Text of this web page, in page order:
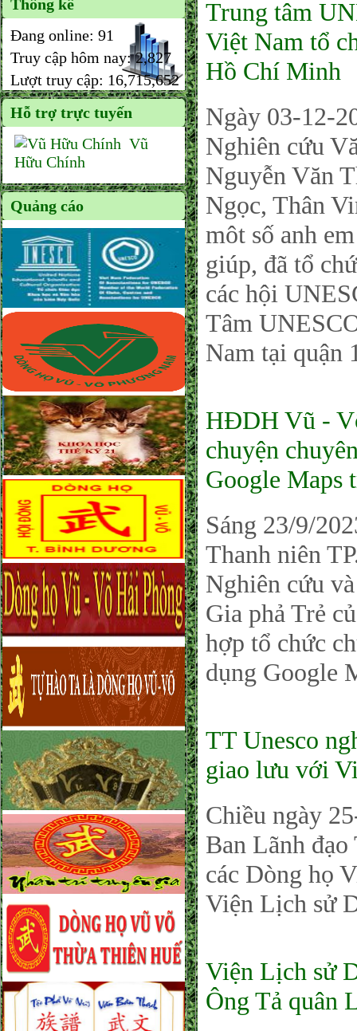
Thống kê
Đang online: 91
Truy cập hôm nay:2,827
Lượt truy cập: 16,715,652
Hỗ trợ trực tuyến
Vũ
Hữu Chính
Quảng cáo
Trung tâm
Việt Nam tổ
Hồ Chí Minh
Ngày 03-12-
Nghiên cứu
Nguyễn Văn
Ngọc, Thân
môt số anh
giúp, đã tổ
các hội
Tâm
Nam tại quận
HĐDH Vũ -
chuyện
Google Maps
Sáng 23/9/
Thanh niên
Nghiên cứu
Gia phả Trẻ
hợp tổ chức
dụng Google
TT Unesco
giao lưu với
Chiều ngày
Ban Lãnh
các Dòng họ
Viện Lịch sử
Viện Lịch sử
Ông Tả quân